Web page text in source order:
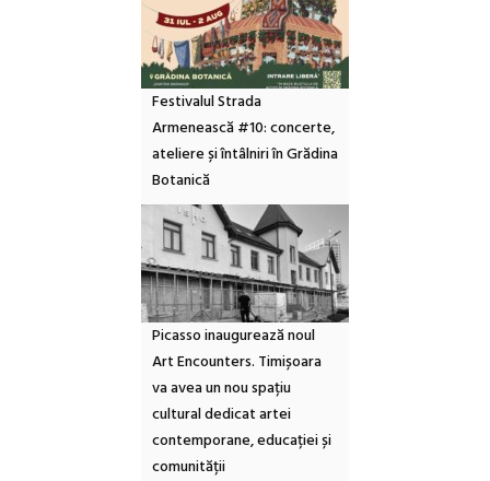
Festivalul Strada
Armenească #10: concerte,
ateliere și întâlniri în Grădina
Botanică
Picasso inaugurează noul
Art Encounters. Timișoara
va avea un nou spațiu
cultural dedicat artei
contemporane, educației și
comunității